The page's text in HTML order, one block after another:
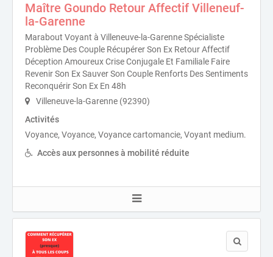
Maître Goundo Retour Affectif Villeneuf-
la-Garenne
Marabout Voyant à Villeneuve-la-Garenne Spécialiste
Problème Des Couple Récupérer Son Ex Retour Affectif
Déception Amoureux Crise Conjugale Et Familiale Faire
Revenir Son Ex Sauver Son Couple Renforts Des Sentiments
Reconquérir Son Ex En 48h
Villeneuve-la-Garenne (92390)
Activités
Voyance, Voyance, Voyance cartomancie, Voyant medium.
Accès aux personnes à mobilité réduite